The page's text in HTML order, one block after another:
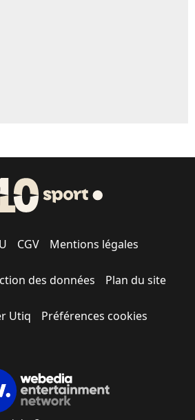
CGV Mentions légales
des données Plan du site
Utiq Préférences cookies